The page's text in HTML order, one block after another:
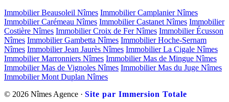
Immobilier Beausoleil Nîmes Immobilier Camplanier Nîmes
Immobilier Carémeau Nîmes Immobilier Castanet Nîmes Immobilier
Costière Nîmes Immobilier Croix de Fer Nîmes Immobilier Écusson
Nîmes Immobilier Gambetta Nîmes Immobilier Hoche-Sernam
Nîmes Immobilier Jean Jaurès Nîmes Immobilier La Cigale Nîmes
Immobilier Marronniers Nîmes Immobilier Mas de Mingue Nîmes
Immobilier Mas de Vignoles Nîmes Immobilier Mas du Juge Nîmes
Immobilier Mont Duplan Nîmes
© 2026 Nîmes Agence · Site par Immersion Totale